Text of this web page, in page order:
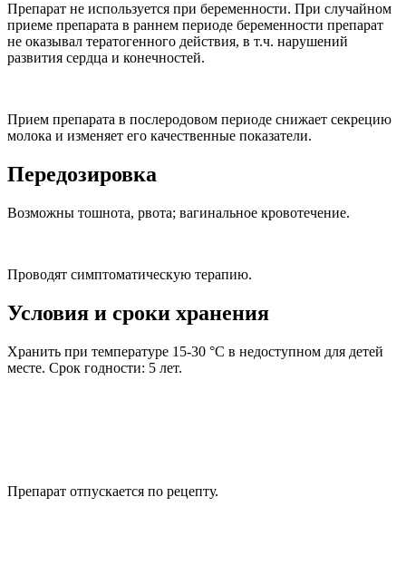
Препарат не используется при беременности. При случайном
приеме препарата в раннем периоде беременности препарат
не оказывал тератогенного действия, в т.ч. нарушений
развития сердца и конечностей.
Прием препарата в послеродовом периоде снижает секрецию
молока и изменяет его качественные показатели.
Передозировка
Возможны тошнота, рвота; вагинальное кровотечение.
Проводят симптоматическую терапию.
Условия и сроки хранения
Хранить при температуре 15-30 °С в недоступном для детей
месте. Срок годности: 5 лет.
Препарат отпускается по рецепту.